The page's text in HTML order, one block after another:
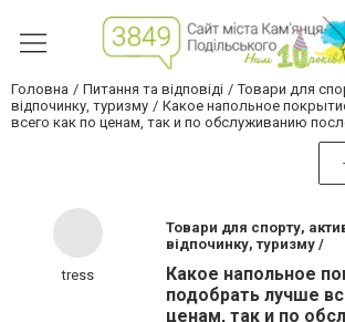
Головна Питання та відповіді
Товари для
відпочинку, туризму
Какое напольное
всего как по ценам, так и по обслуживанию
tress
Товари для спорту,
відпочинку, туризму /
Какое напольное
подобрать лучше
ценам, так и по